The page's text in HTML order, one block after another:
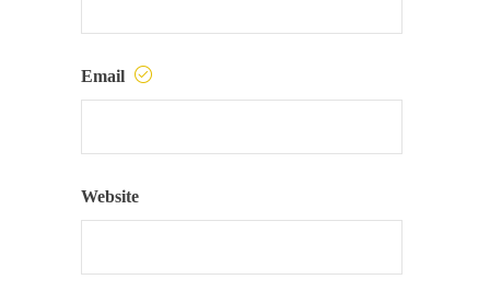
Email
Website